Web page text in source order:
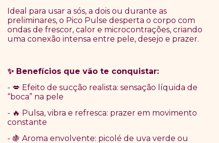
Ideal para usar a sós, a dois ou durante as
preliminares, o Pico Pulse desperta o corpo com
ondas de frescor, calor e microcontrações, criando
uma conexão intensa entre pele, desejo e prazer.
✨Benefícios que vão te conquistar:
- 💋 Efeito de sucção realista: sensação líquida de
“boca” na pele
- 🔥 Pulsa, vibra e refresca: prazer em movimento
constante
- 🍇 Aroma envolvente: picolé de uva verde ou